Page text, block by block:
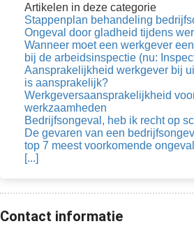
Artikelen in deze categorie
Stappenplan behandeling
Ongeval door gladheid tijdens
Wanneer moet een werkgever
bij de arbeidsinspectie (nu:
Aansprakelijkheid werkgever bij
is aansprakelijk?
Werkgeversaansprakelijkheid
werkzaamheden
Bedrijfsongeval, heb ik recht op
De gevaren van een
top 7 meest voorkomende
[...]
Contact informatie